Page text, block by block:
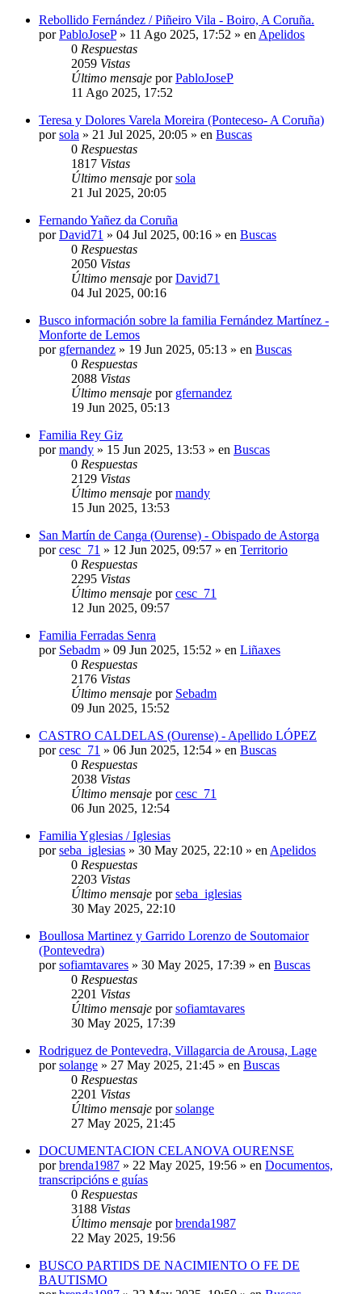
Rebollido Fernández / Piñeiro Vila - Boiro, A Coruña.
porPabloJoseP» 11 Ago 2025, 17:52 » en Apelidos
0 Respuestas
2059 Vistas
Último mensaje porPabloJoseP
11 Ago 2025, 17:52
Teresa y Dolores Varela Moreira (Ponteceso- A Coruña)
porsola » 21 Jul 2025, 20:05 » en Buscas
0 Respuestas
1817 Vistas
Último mensaje porsola
21 Jul 2025, 20:05
Fernando Yañez da Coruña
porDavid71 » 04 Jul 2025, 00:16 » en Buscas
0 Respuestas
2050 Vistas
Último mensaje porDavid71
04 Jul 2025, 00:16
Busco información sobre la familia Fernández Martínez -
Monforte de Lemos
por gfernandez » 19 Jun 2025, 05:13 » en Buscas
0 Respuestas
2088 Vistas
Último mensaje por gfernandez
19 Jun 2025, 05:13
Familia Rey Giz
pormandy » 15 Jun 2025, 13:53 » en Buscas
0 Respuestas
2129 Vistas
Último mensaje pormandy
15 Jun 2025, 13:53
San Martín de Canga (Ourense) - Obispado de Astorga
porcesc_71 » 12 Jun 2025, 09:57 » en Territorio
0 Respuestas
2295 Vistas
Último mensaje porcesc_71
12 Jun 2025, 09:57
Familia Ferradas Senra
por Sebadm » 09 Jun 2025, 15:52 » en Liñaxes
0 Respuestas
2176 Vistas
Último mensaje por Sebadm
09 Jun 2025, 15:52
CASTRO CALDELAS (Ourense) - Apellido LÓPEZ
porcesc_71 » 06 Jun 2025, 12:54 » en Buscas
0 Respuestas
2038 Vistas
Último mensaje porcesc_71
06 Jun 2025, 12:54
Familia Yglesias / Iglesias
porseba_iglesias » 30 May 2025, 22:10 » en Apelidos
0 Respuestas
2203 Vistas
Último mensaje porseba_iglesias
30 May 2025, 22:10
Boullosa Martinez y Garrido Lorenzo de Soutomaior
(Pontevedra)
porsofiamtavares » 30 May 2025, 17:39 » en Buscas
0 Respuestas
2201 Vistas
Último mensaje porsofiamtavares
30 May 2025, 17:39
Rodriguez de Pontevedra, Villagarcia de Arousa, Lage
porsolange » 27 May 2025, 21:45 » en Buscas
0 Respuestas
2201 Vistas
Último mensaje porsolange
27 May 2025, 21:45
DOCUMENTACION CELANOVA OURENSE
porbrenda1987 » 22 May 2025, 19:56 » en Documentos,
transcripcións e guías
0 Respuestas
3188 Vistas
Último mensaje porbrenda1987
22 May 2025, 19:56
BUSCO PARTIDS DE NACIMIENTO O FE DE
BAUTISMO